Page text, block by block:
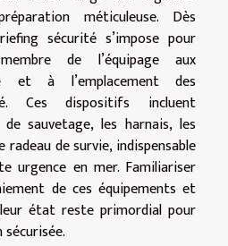
méticuleuse. Dès
sécurité s’impose pour
de l’équipage aux
et à l’emplacement des
Ces dispositifs incluent
sauvetage, les harnais, les
radeau de survie, indispensable
en mer. Familiariser
de ces équipements et
état reste primordial pour